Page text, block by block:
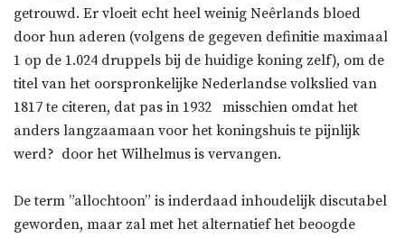
getrouwd. Er vloeit echt heel weinig Neêrlands bloed
door hun aderen (volgens de gegeven definitie maximaal
1 op de 1.024 druppels bij de huidige koning zelf), om de
titel van het oorspronkelijke Nederlandse volkslied van
1817 te citeren, dat pas in 1932  misschien omdat het
anders langzaamaan voor het koningshuis te pijnlijk
werd?  door het Wilhelmus is vervangen.
De term ”allochtoon” is inderdaad inhoudelijk discutabel
geworden, maar zal met het alternatief het beoogde